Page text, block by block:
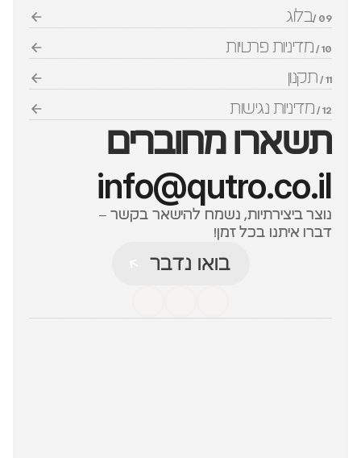
מדיניות פרטיות 10 /
בלוג 09 /
מדיניות נגישות 12 /
תקנון 11 /
תשארו מחוברים
info@qutro.co.il
נוצר ביצירתיות, נשמח להישאר בקשר –
דברו איתנו בכל זמן!
בואו נדבר